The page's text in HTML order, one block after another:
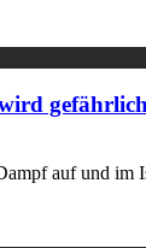
gefährlich
auf und im